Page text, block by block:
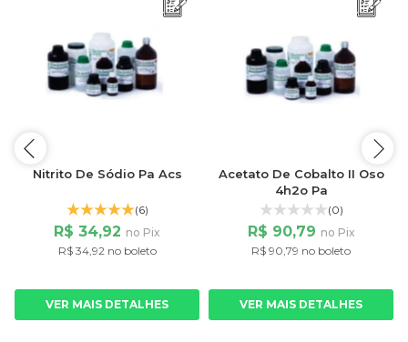
Nitrito De Sódio Pa Acs
(6)
R$ 34,92 no Pix
R$ 34,92 no boleto
VER MAIS DETALHES
Acetato De Cobalto II Oso
4h2o Pa
(0)
R$ 90,79 no Pix
R$ 90,79 no boleto
VER MAIS DETALHES